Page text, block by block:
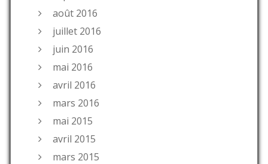
août 2016
juillet 2016
juin 2016
mai 2016
avril 2016
mars 2016
mai 2015
avril 2015
mars 2015